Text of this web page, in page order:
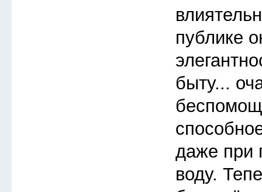
публике
быту...
даже при
воду.